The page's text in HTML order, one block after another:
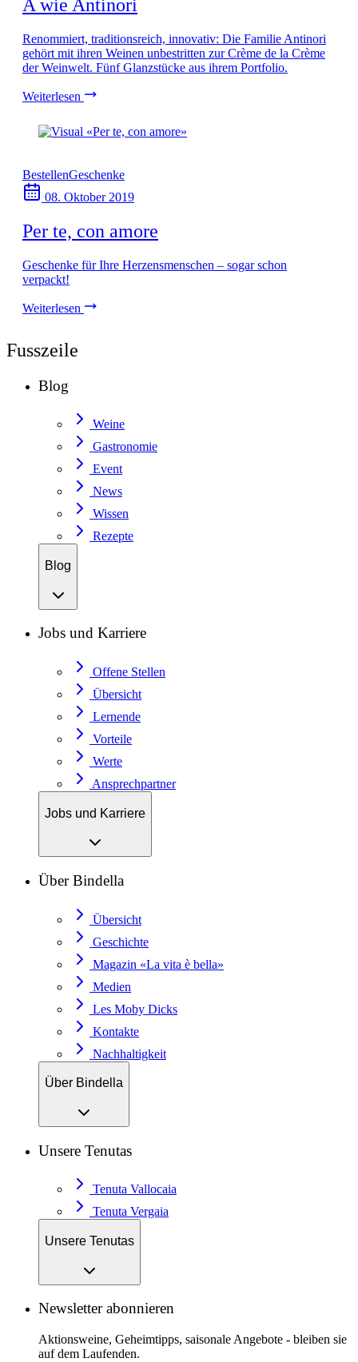
A wie Antinori
Renommiert, traditionsreich, innovativ: Die Familie Antinori
gehört mit ihren Weinen unbestritten zur Crème de la Crème
der Weinwelt. Fünf Glanzstücke aus ihrem Portfolio.
Weiterlesen
BestellenGeschenke
08. Oktober 2019
Per te, con amore
Geschenke für Ihre Herzensmenschen – sogar schon
verpackt!
Weiterlesen
Fusszeile
Blog
Weine
Gastronomie
Event
News
Wissen
Rezepte
Blog
Jobs und Karriere
Offene Stellen
Übersicht
Lernende
Vorteile
Werte
Ansprechpartner
Jobs und Karriere
Über Bindella
Übersicht
Geschichte
Magazin «La vita è bella»
Medien
Les Moby Dicks
Kontakte
Nachhaltigkeit
Über Bindella
Unsere Tenutas
Tenuta Vallocaia
Tenuta Vergaia
Unsere Tenutas
Newsletter abonnieren
Aktionsweine, Geheimtipps, saisonale Angebote - bleiben sie
auf dem Laufenden.